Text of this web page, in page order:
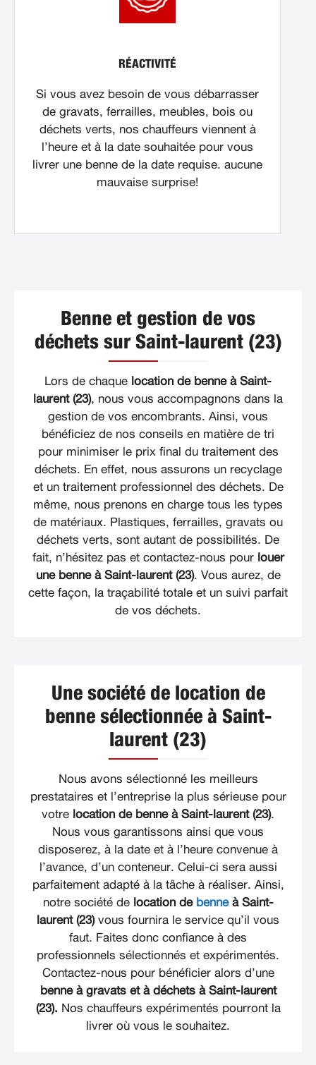
RÉACTIVITÉ
Si vous avez besoin de vous débarrasser
de gravats, ferrailles, meubles, bois ou
déchets verts, nos chauffeurs viennent à
l’heure et à la date souhaitée pour vous
livrer une benne de la date requise. aucune
mauvaise surprise!
Benne et gestion de vos
déchets sur Saint-laurent (23)
Lors de chaque location de benne à Saint-
laurent (23), nous vous accompagnons dans la
gestion de vos encombrants. Ainsi, vous
bénéficiez de nos conseils en matière de tri
pour minimiser le prix final du traitement des
déchets. En effet, nous assurons un recyclage
et un traitement professionnel des déchets. De
même, nous prenons en charge tous les types
de matériaux. Plastiques, ferrailles, gravats ou
déchets verts, sont autant de possibilités. De
fait, n’hésitez pas et contactez-nous pour louer
une benne à Saint-laurent (23). Vous aurez, de
cette façon, la traçabilité totale et un suivi parfait
de vos déchets.
Une société de location de
benne sélectionnée à Saint-
laurent (23)
Nous avons sélectionné les meilleurs
prestataires et l’entreprise la plus sérieuse pour
votre location de benne à Saint-laurent (23).
Nous vous garantissons ainsi que vous
disposerez, à la date et à l’heure convenue à
l’avance, d’un conteneur. Celui-ci sera aussi
parfaitement adapté à la tâche à réaliser. Ainsi,
notre société de location de benneà Saint-
laurent (23)vous fournira le service qu’il vous
faut. Faites donc confiance à des
professionnels sélectionnés et expérimentés.
Contactez-nous pour bénéficier alors d’une
benne à gravats et à déchets à Saint-laurent
(23). Nos chauffeurs expérimentés pourront la
livrer où vous le souhaitez.